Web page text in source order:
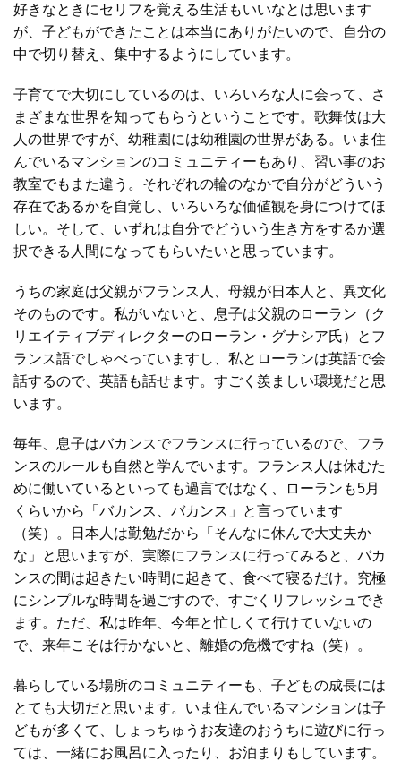
好きなときにセリフを覚える生活もいいなとは思います
が、子どもができたことは本当にありがたいので、自分の
中で切り替え、集中するようにしています。
子育てで大切にしているのは、いろいろな人に会って、さ
まざまな世界を知ってもらうということです。歌舞伎は大
人の世界ですが、幼稚園には幼稚園の世界がある。いま住
んでいるマンションのコミュニティーもあり、習い事のお
教室でもまた違う。それぞれの輪のなかで自分がどういう
存在であるかを自覚し、いろいろな価値観を身につけてほ
しい。そして、いずれは自分でどういう生き方をするか選
択できる人間になってもらいたいと思っています。
うちの家庭は父親がフランス人、母親が日本人と、異文化
そのものです。私がいないと、息子は父親のローラン（ク
リエイティブディレクターのローラン・グナシア氏）とフ
ランス語でしゃべっていますし、私とローランは英語で会
話するので、英語も話せます。すごく羨ましい環境だと思
います。
毎年、息子はバカンスでフランスに行っているので、フラ
ンスのルールも自然と学んでいます。フランス人は休むた
めに働いているといっても過言ではなく、ローランも5月
くらいから「バカンス、バカンス」と言っています
（笑）。日本人は勤勉だから「そんなに休んで大丈夫か
な」と思いますが、実際にフランスに行ってみると、バカ
ンスの間は起きたい時間に起きて、食べて寝るだけ。究極
にシンプルな時間を過ごすので、すごくリフレッシュでき
ます。ただ、私は昨年、今年と忙しくて行けていないの
で、来年こそは行かないと、離婚の危機ですね（笑）。
暮らしている場所のコミュニティーも、子どもの成長には
とても大切だと思います。いま住んでいるマンションは子
どもが多くて、しょっちゅうお友達のおうちに遊びに行っ
ては、一緒にお風呂に入ったり、お泊まりもしています。